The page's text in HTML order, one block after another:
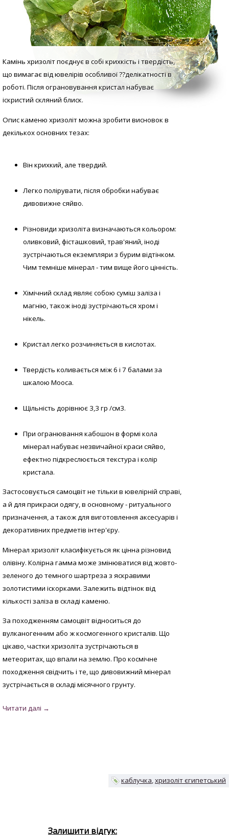
Камінь хризоліт поєднує в собі крихкість і твердість,
що вимагає від ювелірів особливої ??делікатності в
роботі. Після ограновування кристал набуває
іскристий скляний блиск.
Опис каменю хризоліт можна зробити висновок в
декількох основних тезах:
Він крихкий, але твердий.
Легко полірувати, після обробки набуває
дивовижне сяйво.
Різновиди хризоліта визначаються кольором:
оливковий, фісташковий, трав'яний, іноді
зустрічаються екземпляри з бурим відтінком.
Чим темніше мінерал - тим вище його цінність.
Хімічний склад являє собою суміш заліза і
магнію, також іноді зустрічаються хром і
нікель.
Кристал легко розчиняється в кислотах.
Твердість коливається між 6 і 7 балами за
шкалою Мооса.
Щільність дорівнює 3,3 гр /см3.
При огранювання кабошон в формі кола
мінерал набуває незвичайної краси сяйво,
ефектно підкреслюється текстура і колір
кристала.
Застосовується самоцвіт не тільки в ювелірній справі,
а й для прикраси одягу, в основному - ритуального
призначення, а також для виготовлення аксесуарів і
декоративних предметів інтер'єру.
Мінерал хризоліт класифікується як цінна різновид
олівіну. Колірна гамма може змінюватися від жовто-
зеленого до темного шартреза з яскравими
золотистими іскорками. Залежить відтінок від
кількості заліза в складі каменю.
За походженням самоцвіт відноситься до
вулканогенним або ж космогенного кристалів. Що
цікаво, частки хризоліта зустрічаються в
метеоритах, що впали на землю. Про космічне
походження свідчить і те, що дивовижний мінерал
зустрічається в складі місячного грунту.
каблучка хризоліт єгипетський